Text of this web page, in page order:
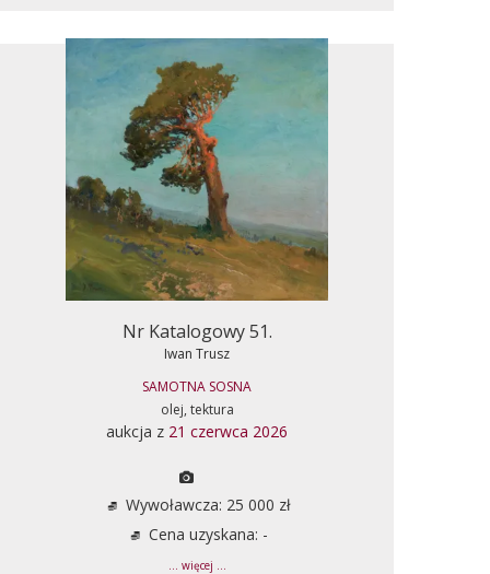
Nr Katalogowy 51.
Iwan Trusz
SAMOTNA SOSNA
olej, tektura
aukcja z 21 czerwca 2026
Wywoławcza: 25 000 zł
Cena uzyskana: -
... więcej ...